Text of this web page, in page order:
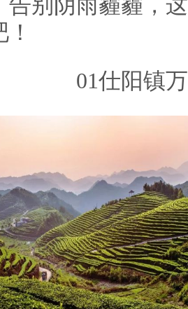
告别阴雨霾霾，
01仕阳镇